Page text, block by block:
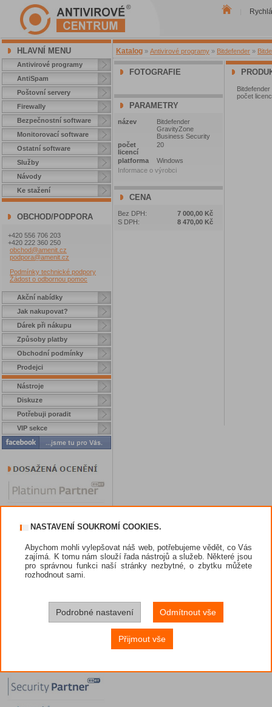
HLAVNÍ MENU
Antivirové programy
AntiSpam
Poštovní servery
Firewally
Bezpečnostní software
Monitorovací software
Ostatní software
Služby
Návody
Ke stažení
OBCHOD/PODPORA
+420 556 706 203
+420 222 360 250
obchod@amenit.cz
podpora@amenit.cz
Podmínky technické podpory
Žádost o odbornou pomoc
Akční nabídky
Jak nakupovat?
Dárek při nákupu
Způsoby platby
Obchodní podmínky
Prodejci
Nástroje
Diskuze
Potřebuji poradit
VIP sekce
Katalog » Antivirové programy » Bitdefender »
FOTOGRAFIE
PARAMETRY
název
Bitdefender
GravityZone
Business Security
počet
licencí
20
platforma
Windows
Informace o výrobci
CENA
Bez DPH:
7 000,00 Kč
S DPH:
8 470,00 Kč
počet
NASTAVENÍ SOUKROMÍ COOKIES.
Abychom mohli vylepšovat náš web, potřebujeme vědět, co Vás
zajímá. K tomu nám slouží řada nástrojů a služeb. Některé jsou
pro správnou funkci naší stránky nezbytné, o zbytku můžete
rozhodnout sami.
Podrobné nastavení Odmítnout vše
Přijmout vše